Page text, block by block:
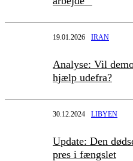
19.01.2026 IRAN
Analyse: Vil
hjælp udefra?
30.12.2024 LIBYEN
Update: Den
pres i fængslet